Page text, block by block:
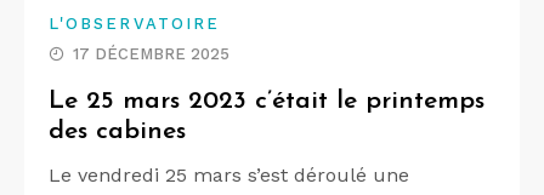
L'OBSERVATOIRE
17 DÉCEMBRE 2025
Le 25 mars 2023 c’était le printemps
des cabines
Le vendredi 25 mars s’est déroulé une